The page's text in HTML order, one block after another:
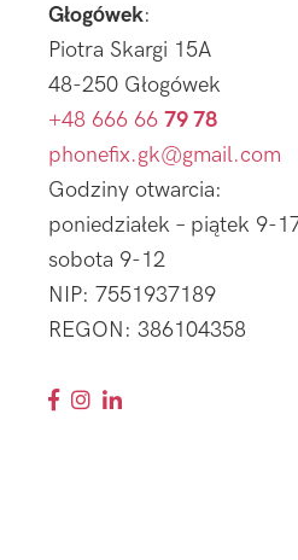
Głogówek:
Piotra Skargi 15A
48-250 Głogówek
+48 666 66 79 78
phonefix.gk@gmail.com
Godziny otwarcia:
poniedziałek – piątek 9-
sobota 9-12
NIP: 7551937189
REGON: 386104358